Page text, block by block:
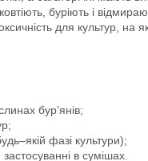
буріють і
для культур,
бур’янів;
фазі культури);
в сумішах.